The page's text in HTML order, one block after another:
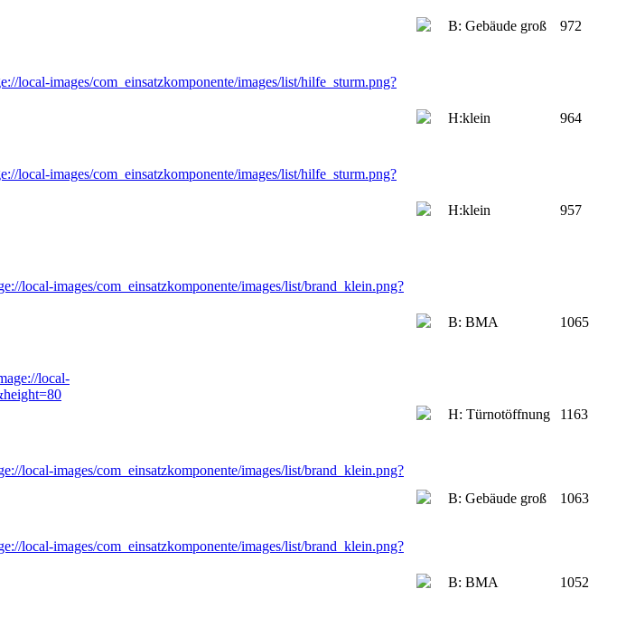
B: Gebäude groß 972
H:klein 964
H:klein 957
B: BMA 1065
H: Türnotöffnung 1163
B: Gebäude groß 1063
B: BMA 1052